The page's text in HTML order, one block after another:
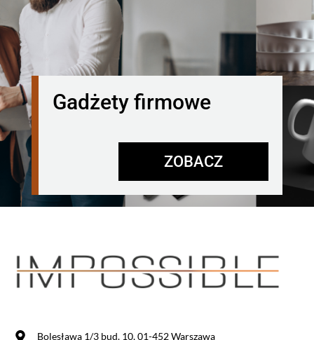
Gadżety firmowe
ZOBACZ
Bolesława 1/3 bud. 10, 01-452 Warszawa